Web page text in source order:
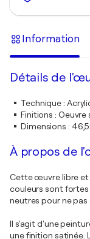
Information
Détails de
Technique:
Finitions : Oeuvre
Dimensions :
À propos de
Cette œuvre libre et
couleurs sont
neutres pour ne pas
Il s'agit d'une
une finition satinée.